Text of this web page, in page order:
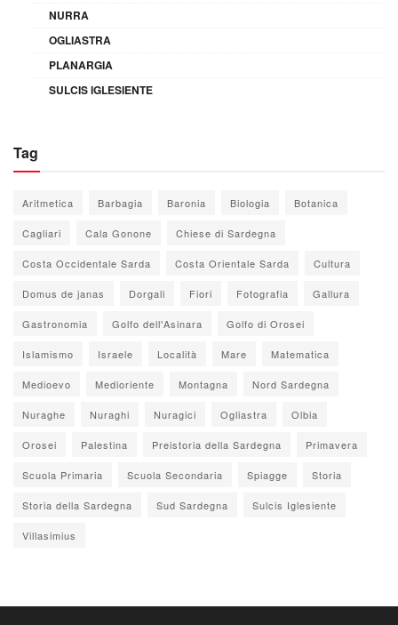
NURRA
OGLIASTRA
PLANARGIA
SULCIS IGLESIENTE
Tag
Aritmetica Barbagia Baronia Biologia Botanica
Cagliari Cala Gonone Chiese di Sardegna
Costa Occidentale Sarda Costa Orientale Sarda Cultura
Domus de janas Dorgali Fiori Fotografia Gallura
Gastronomia Golfo dell'Asinara Golfo di Orosei
Islamismo Israele Località Mare Matematica
Medioevo Medioriente Montagna Nord Sardegna
Nuraghe Nuraghi Nuragici Ogliastra Olbia
Orosei Palestina Preistoria della Sardegna Primavera
Scuola Primaria Scuola Secondaria Spiagge Storia
Storia della Sardegna Sud Sardegna Sulcis Iglesiente
Villasimius